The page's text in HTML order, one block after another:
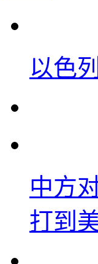
以色
中方
打到